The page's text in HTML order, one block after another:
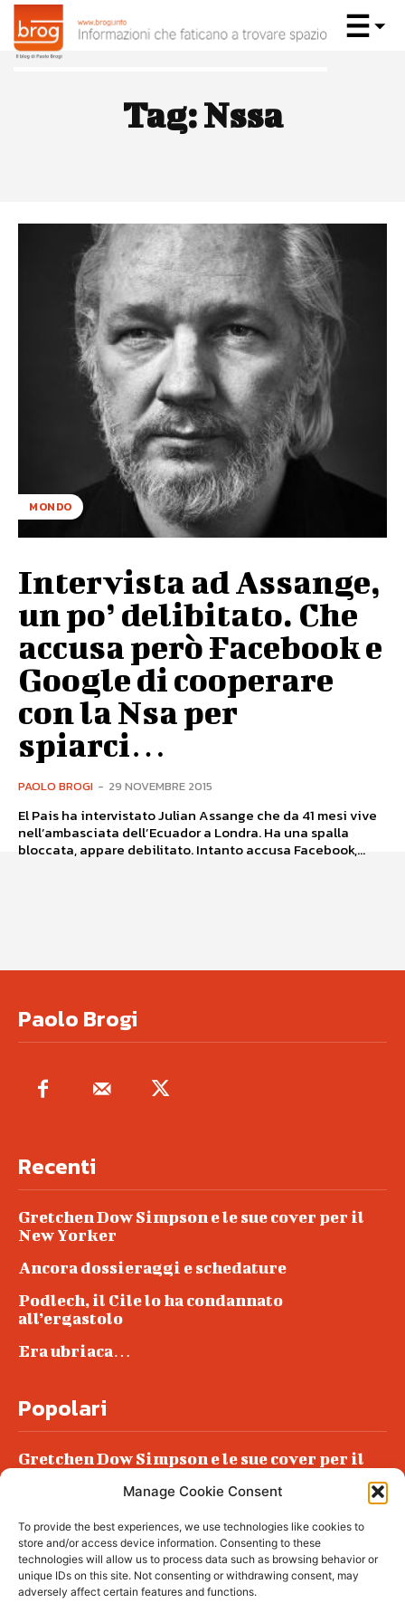
Manage Cookie Consent
To provide the best experiences, we use technologies like cookies to
store and/or access device information. Consenting to these
technologies will allow us to process data such as browsing behavior or
unique IDs on this site. Not consenting or withdrawing consent, may
adversely affect certain features and functions.
Tag:Nssa
MONDO
Intervista ad Assange,
un po’ delibitato. Che
accusa però Facebook e
Google di cooperare
con la Nsa per
spiarci…
PAOLO BROGI - 29 NOVEMBRE 2015
El Pais ha intervistato Julian Assange che da 41 mesi vive
nell’ambasciata dell’Ecuador a Londra. Ha una spalla
bloccata, appare debilitato. Intanto accusa Facebook,...
Paolo Brogi
Recenti
Gretchen Dow Simpson e le sue cover per il
New Yorker
Ancora dossieraggi e schedature
Podlech, il Cile lo ha condannato
all’ergastolo
Era ubriaca…
Popolari
Gretchen Dow Simpson e le sue cover per il
Podlech, il Cile lo ha condannato
all’ergastolo
Era ubriaca…